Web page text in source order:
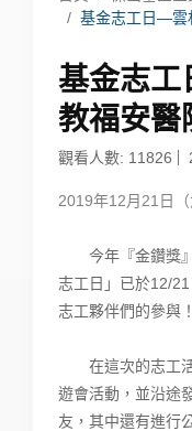
基金志工日—雲
基金志
教福安醫
觀看人數: 11826
2019年12月21日（
今年『金鑽獎』
志工日」已於12/
志工夥伴們的參與！
在這次的志工活
遊會活動，並沿途
友，其中還有進行